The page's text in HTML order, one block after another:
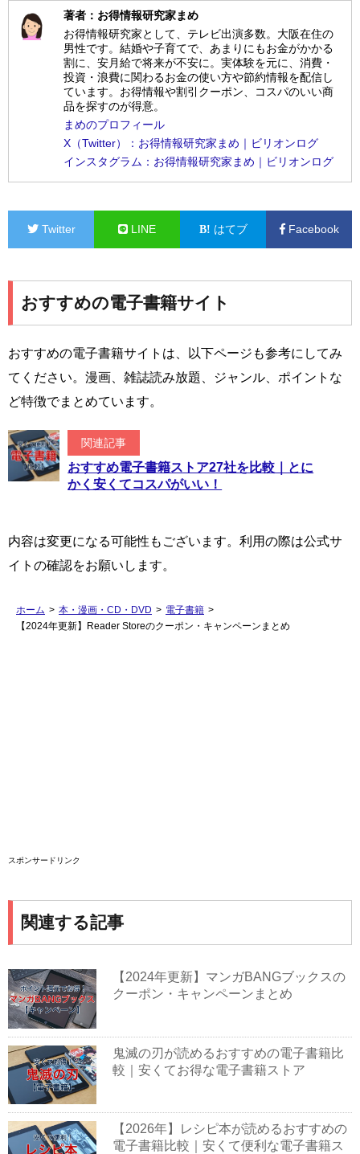
著者：お得情報研究家まめ
お得情報研究家として、テレビ出演多数。大阪在住の
男性です。結婚や子育てで、あまりにもお金がかかる
割に、安月給で将来が不安に。実体験を元に、消費・
投資・浪費に関わるお金の使い方や節約情報を配信し
ています。お得情報や割引クーポン、コスパのいい商
品を探すのが得意。
まめのプロフィール
X（Twitter）：お得情報研究家まめ｜ビリオンログ
インスタグラム：お得情報研究家まめ｜ビリオンログ
Twitter LINE はてブ Facebook
おすすめの電子書籍サイト
おすすめの電子書籍サイトは、以下ページも参考にしてみ
てください。漫画、雑誌読み放題、ジャンル、ポイントな
ど特徴でまとめています。
関連記事
おすすめ電子書籍ストア27社を比較｜とに
かく安くてコスパがいい！
内容は変更になる可能性もございます。利用の際は公式サ
イトの確認をお願いします。
ホーム > 本・漫画・CD・DVD > 電子書籍 >
【2024年更新】Reader Storeのクーポン・キャンペーンまとめ
スポンサードリンク
関連する記事
【2024年更新】マンガBANGブックスの
クーポン・キャンペーンまとめ
鬼滅の刃が読めるおすすめの電子書籍比
較｜安くてお得な電子書籍ストア
【2026年】レシピ本が読めるおすすめの
電子書籍比較｜安くて便利な電子書籍ス